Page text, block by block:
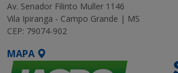
Av. Senador Filinto Muller 1146
Vila Ipiranga - Campo Grande | MS
CEP: 79074-902
MAPA